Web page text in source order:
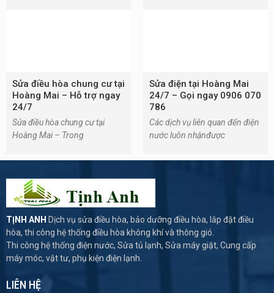
Sửa điều hòa chung cư tại
Hoàng Mai – Hỗ trợ ngay
24/7
Sửa điều hòa chung cư tại
Hoàng Mai – Trong
Sửa điện tại Hoàng Mai
24/7 – Gọi ngay 0906 070
786
Các dịch vụ liên quan đến điện
nước luôn nhậnđược
TỊNH ANH Dịch vụ sửa điều hòa, bảo dưỡng điều hòa, lắp đặt điều
hòa, thi công hệ thống điều hòa không khí và thông gió.
Thi công hệ thống điện nước, Sửa tủ lạnh, Sửa máy giặt, Cung cấp
máy móc, vật tư, phụ kiện điện lạnh.
LIÊN HỆ